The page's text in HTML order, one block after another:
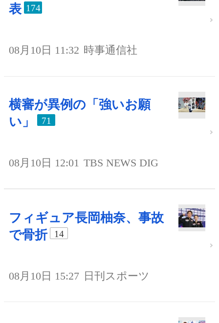
表 174
08月10日 11:32 時事通信社
横審が異例の「強いお願
い」
71
08月10日 12:01 TBS NEWS DIG
フィギュア長岡柚奈、事故
で骨折
14
08月10日 15:27 日刊スポーツ